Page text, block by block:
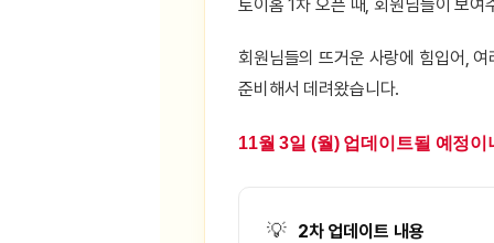
퀘스트
업적 트로피
[도전]이디엄퀴즈
[도전]이디엄퀴즈
[도전]어휘퀴즈새글
토이홈 1차 오픈 때, 회원님들이 보
회원님들의 뜨거운 사랑에 힘입어,
준비해서 데려왔습니다.
11월 3일 (월)업데이트될 예정이
💡 2차 업데이트 내용